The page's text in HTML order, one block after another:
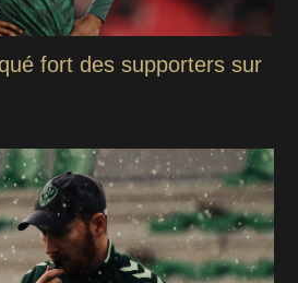
fort des supporters sur